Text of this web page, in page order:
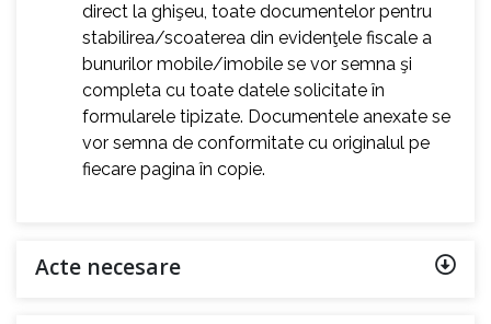
direct la ghişeu, toate documentelor pentru
stabilirea/scoaterea din evidenţele fiscale a
bunurilor mobile/imobile se vor semna şi
completa cu toate datele solicitate în
formularele tipizate. Documentele anexate se
vor semna de conformitate cu originalul pe
fiecare pagina în copie.
Acte necesare